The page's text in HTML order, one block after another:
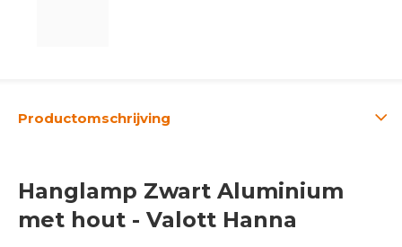
Productomschrijving
Hanglamp Zwart Aluminium
met hout - Valott Hanna